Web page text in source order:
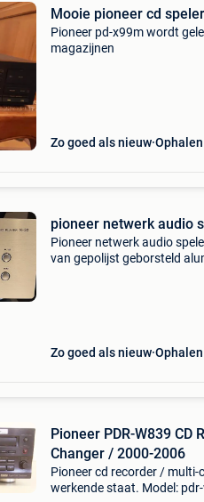
Mooie pioneer cd
Pioneer pd-x99m wordt
magazijnen
Zo goed als nieuw Ophalen
pioneer netwerk audio
Pioneer netwerk audio
van gepolijst geborsteld
Zo goed als nieuw Ophalen
Pioneer PDR-W839 CD
Changer / 2000-2006
Pioneer cd recorder / multi-
werkende staat. Model: